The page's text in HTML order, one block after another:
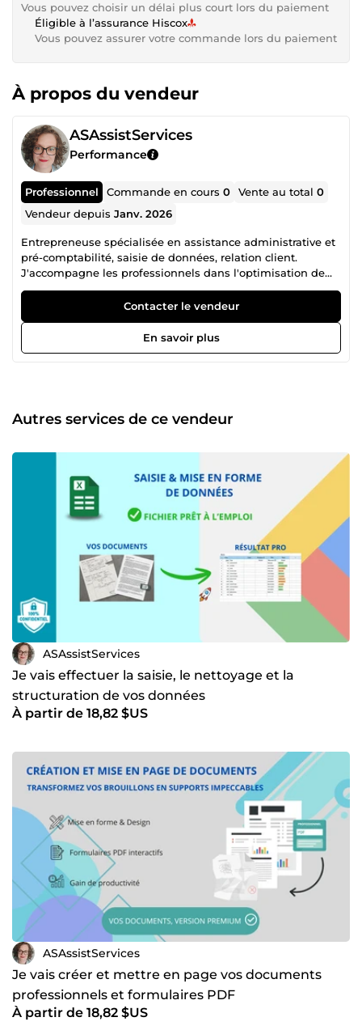
Vous pouvez choisir un délai plus court lors du paiement
Éligible à l’assurance Hiscox
Vous pouvez assurer votre commande lors du paiement
À propos du vendeur
ASAssistServices
Performance
Professionnel Commande en cours0 Vente au total0
Vendeur depuisJanv. 2026
Entrepreneuse spécialisée en assistance administrative et
pré-comptabilité, saisie de données, relation client.
J'accompagne les professionnels dans l'optimisation de
leur organisation et de leur communication avec des
prestations fiables, structurées et adaptées à leurs besoins.
Sérieuse, réactive et à l'écoute, je m'engage à fournir un
travail de qualité dans le respect des délais. N'hésitez pas
à me contacter pour discuter de votre projet !
Contacter le vendeur
En savoir plus
Autres services de ce vendeur
ASAssistServices
Je vais effectuer la saisie, le nettoyage et la
structuration de vos données
À partir de 18,82 $US
ASAssistServices
Je vais créer et mettre en page vos documents
professionnels et formulaires PDF
À partir de 18,82 $US